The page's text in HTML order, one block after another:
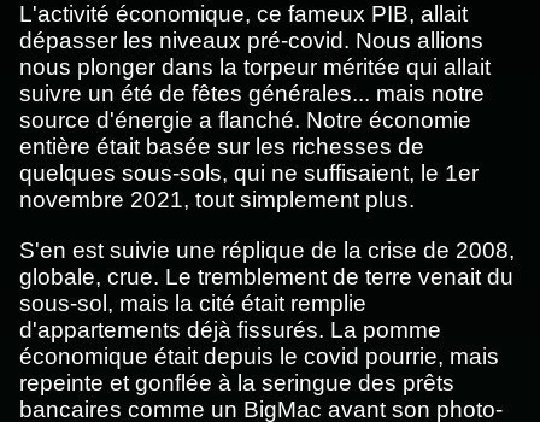
L'activité économique, ce fameux PIB, allait
dépasser les niveaux pré-covid. Nous allions
nous plonger dans la torpeur méritée qui allait
suivre un été de fêtes générales... mais notre
source d'énergie a flanché. Notre économie
entière était basée sur les richesses de
quelques sous-sols, qui ne suffisaient, le 1er
novembre 2021, tout simplement plus.
S'en est suivie une réplique de la crise de 2008,
globale, crue. Le tremblement de terre venait du
sous-sol, mais la cité était remplie
d'appartements déjà fissurés. La pomme
économique était depuis le covid pourrie, mais
repeinte et gonflée à la seringue des prêts
bancaires comme un BigMac avant son photo-